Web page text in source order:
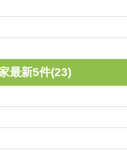
最新5件(23)